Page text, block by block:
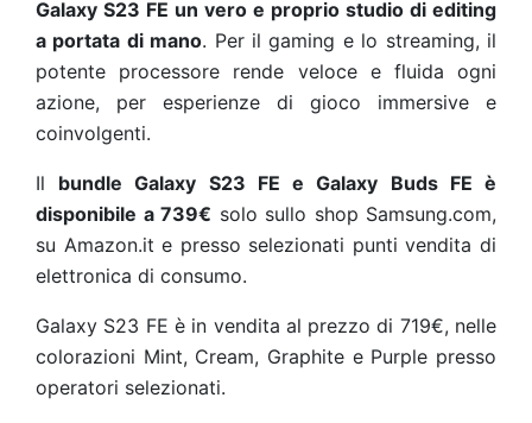
Galaxy S23 FE un vero e proprio studio di editing
a portata di mano. Per il gaming e lo streaming, il
potente processore rende veloce e fluida ogni
azione, per esperienze di gioco immersive e
coinvolgenti.
Il bundle Galaxy S23 FE e Galaxy Buds FE è
disponibile a 739€ solo sullo shop Samsung.com,
su Amazon.it e presso selezionati punti vendita di
elettronica di consumo.
Galaxy S23 FE è in vendita al prezzo di 719€, nelle
colorazioni Mint, Cream, Graphite e Purple presso
operatori selezionati.